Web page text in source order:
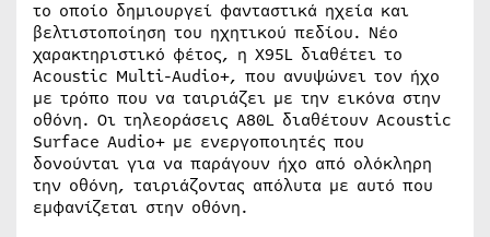
το οποίο δημιουργεί φανταστικά ηχεία και
βελτιστοποίηση του ηχητικού πεδίου. Νέο
χαρακτηριστικό φέτος, η X95L διαθέτει το
Acoustic Multi-Audio+, που ανυψώνει τον ήχο
με τρόπο που να ταιριάζει με την εικόνα στην
οθόνη. Οι τηλεοράσεις A80L διαθέτουν Acoustic
Surface Audio+ με ενεργοποιητές που
δονούνται για να παράγουν ήχο από ολόκληρη
την οθόνη, ταιριάζοντας απόλυτα με αυτό που
εμφανίζεται στην οθόνη.